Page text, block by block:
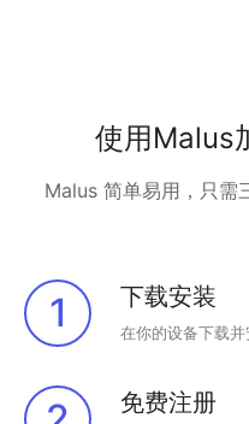
使用Malus
Malus 简单易用，只需
1 下载安装
在你的设备下载
免费注册